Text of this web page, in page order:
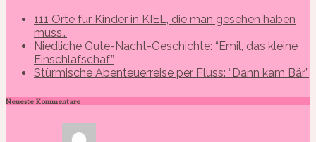
111 Orte für Kinder in KIEL, die man gesehen haben
muss…
Niedliche Gute-Nacht-Geschichte: “Emil, das kleine
Einschlafschaf”
Stürmische Abenteuerreise per Fluss: “Dann kam Bär”
Neueste Kommentare